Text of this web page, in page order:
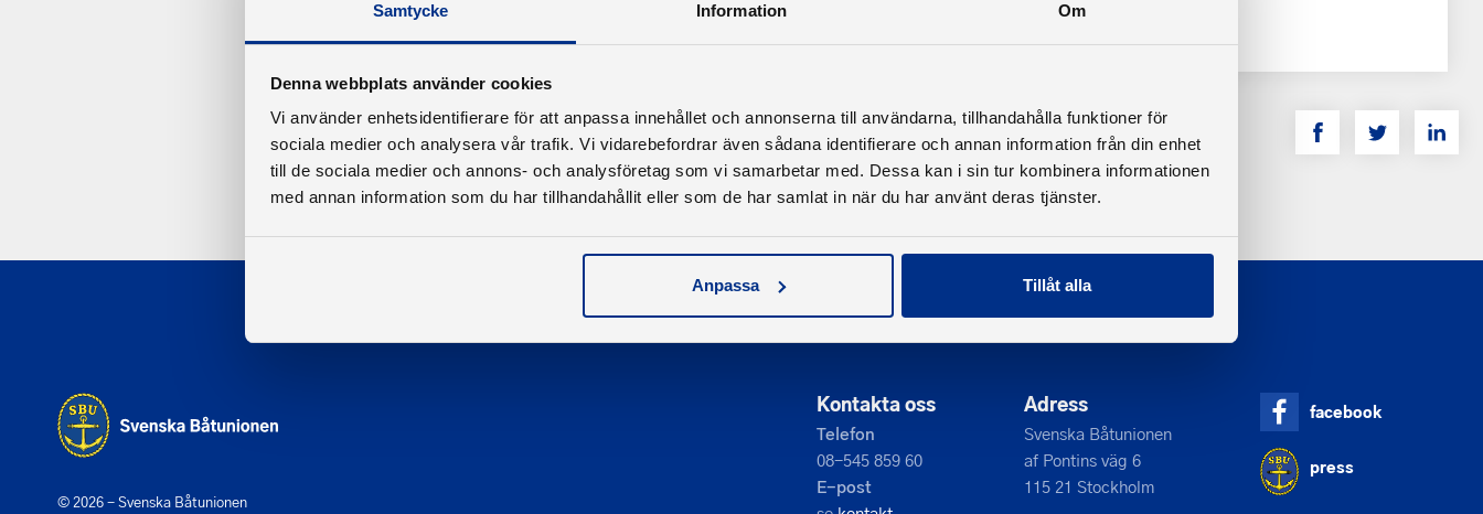
Samtycke Information Om
Denna webbplats använder cookies
Vi använder enhetsidentifierare för att anpassa innehållet och annonserna till användarna, tillhandahålla funktioner för
sociala medier och analysera vår trafik. Vi vidarebefordrar även sådana identifierare och annan information från din enhet
till de sociala medier och annons- och analysföretag som vi samarbetar med. Dessa kan i sin tur kombinera informationen
med annan information som du har tillhandahållit eller som de har samlat in när du har använt deras tjänster.
Anpassa Tillåt alla
© 2026 - Svenska Båtunionen
Kontakta oss
Telefon
08-545 859 60
E-post
Adress
Svenska Båtunionen
af Pontins väg 6
115 21 Stockholm
facebook
press